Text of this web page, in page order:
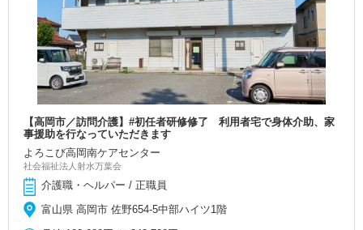
【高岡市／訪問介護】#初任者研修修了 利用者宅で身体介助、家
事援助を行なっていただきます
よろこび高岡南ケアセンター
社会福祉法人射水万葉会
介護職・ヘルパー / 正職員
富山県 高岡市 佐野654-5中部ハイツ1階